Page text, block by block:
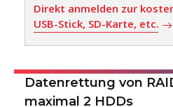
Direkt anmelden zur
USB-Stick, SD-Karte, etc.
Datenrettung von
maximal 2 HDDs